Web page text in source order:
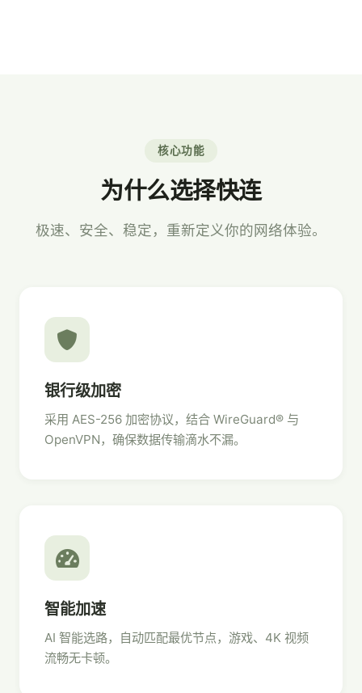
核心功能
为什么选择快连
极速、安全、稳定，重新定义你的网络体验。
银行级加密
采用 AES-256 加密协议，结合 WireGuard® 与
OpenVPN，确保数据传输滴水不漏。
智能加速
AI 智能选路，自动匹配最优节点，游戏、4K 视频
流畅无卡顿。